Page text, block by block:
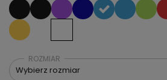
ROZMIAR
Wybierz rozmiar